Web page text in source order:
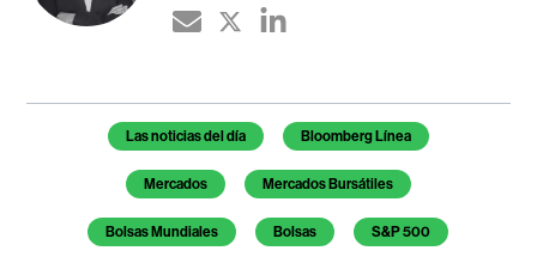
Temas de este artículo
Las noticias del día Bloomberg Línea
Mercados Mercados Bursátiles
Bolsas Mundiales Bolsas S&P 500